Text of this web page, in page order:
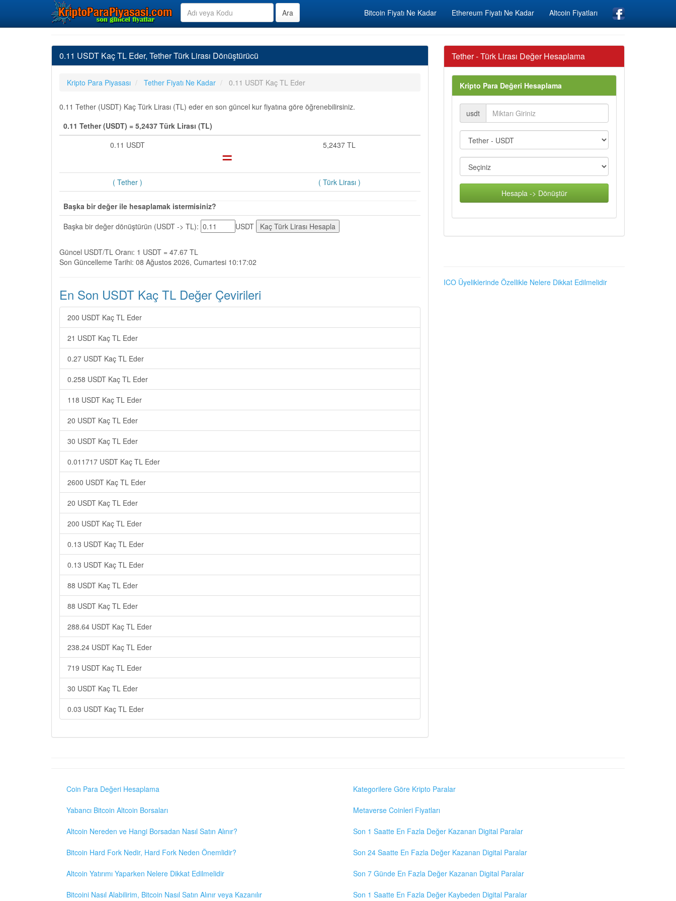
Bitcoin Fiyatı Ne Kadar Ethereum Fiyatı Ne Kadar Altcoin Fiyatları
0.11 USDT Kaç TL Eder, Tether Türk Lirası Dönüştürücü
Kripto Para Piyasası Tether Fiyatı Ne Kadar 0.11 USDT Kaç TL Eder
0.11 Tether (USDT) Kaç Türk Lirası (TL) eder en son güncel kur fiyatına göre öğrenebilirsiniz.
0.11 Tether (USDT) = 5,2437 Türk Lirası (TL)
0.11 USDT
= 5,2437 TL
( Tether ) ( Türk Lirası )
Başka bir değer ile hesaplamak istermisiniz?
Başka bir değer dönüştürün (USDT -> TL):
USDT
Güncel USDT/TL Oranı: 1 USDT = 47.67 TL
Son Güncelleme Tarihi: 08 Ağustos 2026, Cumartesi 10:17:02
En Son USDT Kaç TL Değer Çevirileri
200 USDT Kaç TL Eder
21 USDT Kaç TL Eder
0.27 USDT Kaç TL Eder
0.258 USDT Kaç TL Eder
118 USDT Kaç TL Eder
20 USDT Kaç TL Eder
30 USDT Kaç TL Eder
0.011717 USDT Kaç TL Eder
2600 USDT Kaç TL Eder
20 USDT Kaç TL Eder
200 USDT Kaç TL Eder
0.13 USDT Kaç TL Eder
0.13 USDT Kaç TL Eder
88 USDT Kaç TL Eder
88 USDT Kaç TL Eder
288.64 USDT Kaç TL Eder
238.24 USDT Kaç TL Eder
719 USDT Kaç TL Eder
30 USDT Kaç TL Eder
0.03 USDT Kaç TL Eder
Tether - Türk Lirası Değer Hesaplama
Kripto Para Değeri Hesaplama
usdt
Hesapla -> Dönüştür
ICO Üyeliklerinde Özellikle Nelere Dikkat Edilmelidir
Coin Para Değeri Hesaplama
Yabancı Bitcoin Altcoin Borsaları
Altcoin Nereden ve Hangi Borsadan Nasıl Satın Alınır?
Bitcoin Hard Fork Nedir, Hard Fork Neden Önemlidir?
Altcoin Yatırımı Yaparken Nelere Dikkat Edilmelidir
Bitcoini Nasıl Alabilirim, Bitcoin Nasıl Satın Alınır veya Kazanılır
Kategorilere Göre Kripto Paralar
Metaverse Coinleri Fiyatları
Son 1 Saatte En Fazla Değer Kazanan Digital Paralar
Son 24 Saatte En Fazla Değer Kazanan Digital Paralar
Son 7 Günde En Fazla Değer Kazanan Digital Paralar
Son 1 Saatte En Fazla Değer Kaybeden Digital Paralar